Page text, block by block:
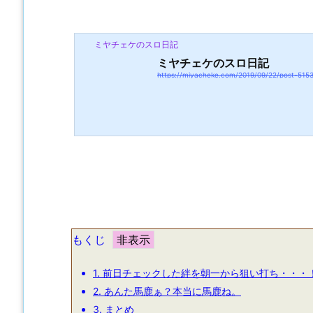
ミヤチェケのスロ日記
ミヤチェケのスロ日記
https://miyacheke.com/2019/09/22/post-5153
もくじ
1. 前日チェックした絆を朝一から狙い打ち・・・
2. あんた馬鹿ぁ？本当に馬鹿ね。
3. まとめ